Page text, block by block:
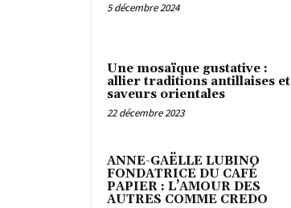
5 décembre 2024
Une mosaïque gustative :
allier traditions antillaises et
saveurs orientales
22 décembre 2023
ANNE-GAËLLE LUBINO
FONDATRICE DU CAFÉ
PAPIER : L’AMOUR DES
AUTRES COMME CREDO